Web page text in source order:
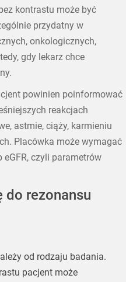
kontrastu może być
przydatny w
onkologicznych,
gdy lekarz chce
powinien poinformować
reakcjach
astmie, ciąży, karmieniu
Placówka może wymagać
czyli parametrów
rezonansu
od rodzaju badania.
pacjent może